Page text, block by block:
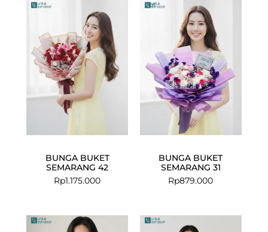
BUNGA BUKET
SEMARANG 42
Rp1.175.000
BUNGA BUKET
SEMARANG 31
Rp879.000